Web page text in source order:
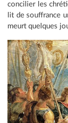
concilier les
lit de souffrance
meurt quelques